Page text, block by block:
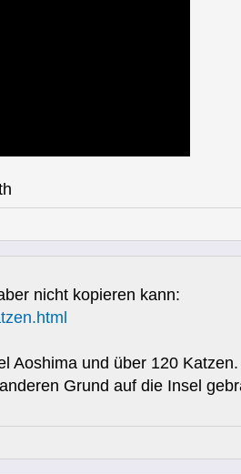
nicht kopieren kann:
Aoshima und über 120
Grund auf die Insel